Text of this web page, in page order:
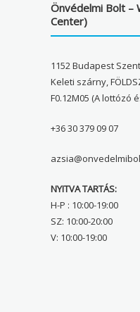
Önvédelmi Bolt –
Center)
1152 Budapest
Keleti szárny,
F0.12M05 (A lottózó
+36 30 379 09 07
NYITVA TARTÁS:
H-P : 10:00-19:00
SZ: 10:00-20:00
V: 10:00-19:00